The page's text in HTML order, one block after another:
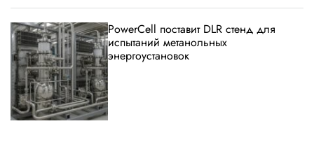
PowerCell поставит DLR стенд для
испытаний метанольных
энергоустановок